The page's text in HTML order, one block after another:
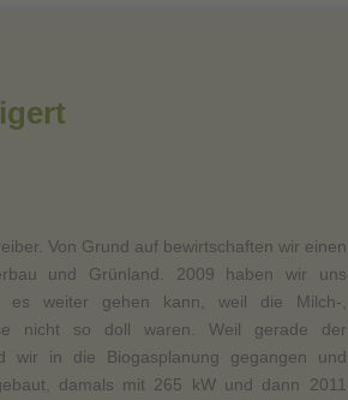
Von Grund auf bewirtschaften wir einen
und Grünland. 2009 haben wir uns
es weiter gehen kann, weil die Milch-,
nicht so doll waren. Weil gerade der
wir in die Biogasplanung gegangen und
damals mit 265 kW und dann 2011